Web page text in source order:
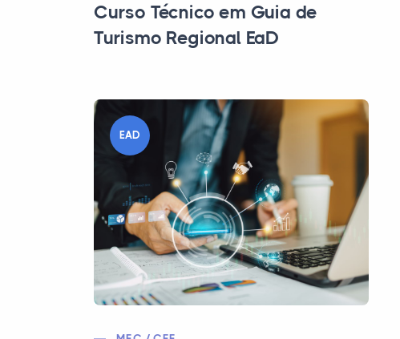
Curso Técnico em Guia de
Turismo Regional EaD
EAD